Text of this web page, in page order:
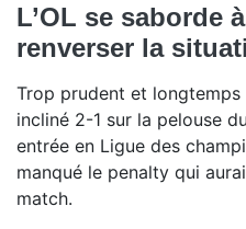
L’OL se saborde
renverser la
Trop prudent et longtemps
incliné 2-1 sur la pelouse
entrée en Ligue des
manqué le penalty qui
match.